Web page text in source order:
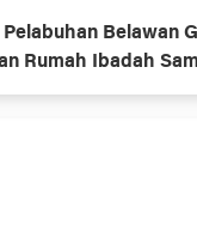
Belawan
Rumah Ibadah